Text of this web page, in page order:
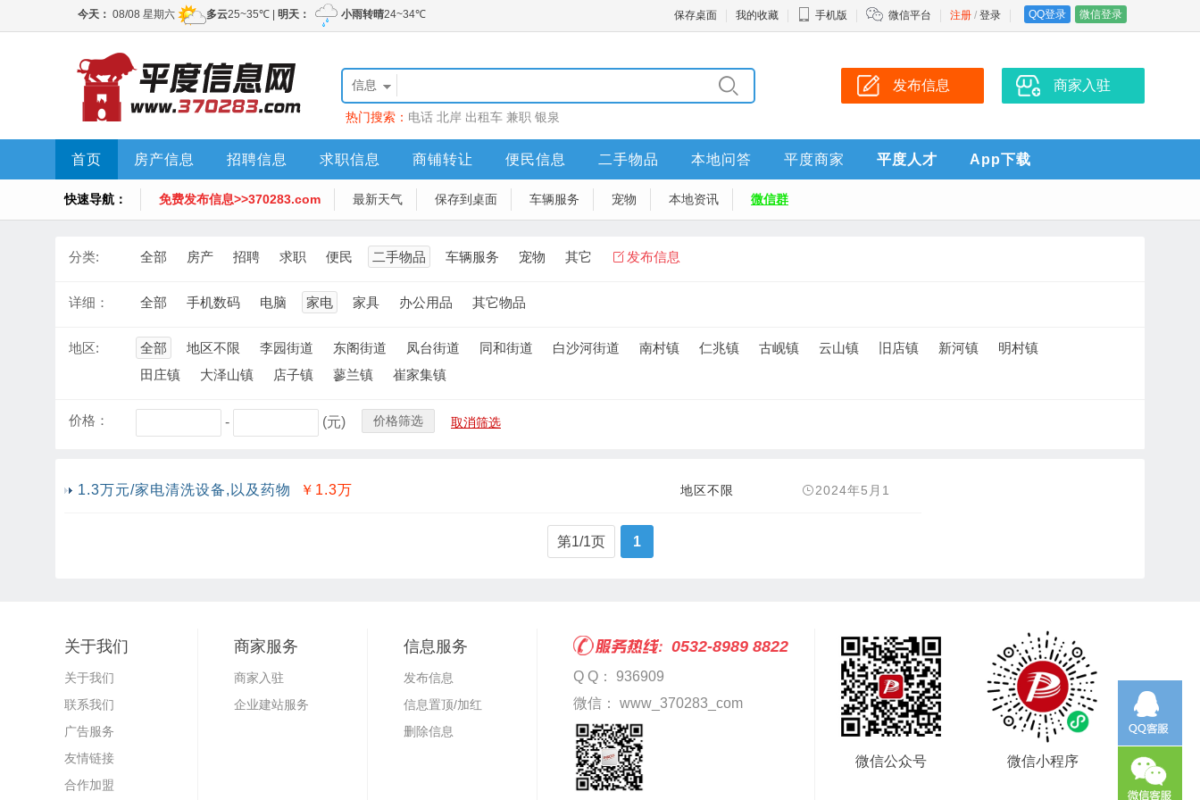
注册 / 登录 QQ登录 微信登录
保存桌面 我的收藏 手机版 微信平台
信息
热门搜索： 电话 北岸 出租车 兼职 银泉
发布信息 商家入驻
首页 房产信息 招聘信息 求职信息 商铺转让 便民信息 二手物品 本地问答 平度商家 平度人才 App下载
快速导航： 免费发布信息>>370283.com 最新天气 保存到桌面 车辆服务 宠物 本地资讯 微信群
分类: 全部 房产 招聘 求职 便民 二手物品 车辆服务 宠物 其它 发布信息
详细： 全部 手机数码 电脑 家电 家具 办公用品 其它物品
地区: 全部 地区不限 李园街道 东阁街道 凤台街道 同和街道 白沙河街道 南村镇 仁兆镇 古岘镇 云山镇 旧店镇 新河镇
明村镇
田庄镇
大泽山镇 店子镇 蓼兰镇 崔家集镇
价格： - (元) 价格筛选 取消筛选
1.3万元/家电清洗设备,以及药物 ￥1.3万 地区不限 2024年5月1
第1/1页 1
关于我们
关于我们
联系我们
广告服务
友情链接
合作加盟
商家服务
商家入驻
企业建站服务
信息服务
发布信息
信息置顶/加红
删除信息
0532-8989 8822
Q Q： 936909
微信： www_370283_com
微信公众号 微信小程序